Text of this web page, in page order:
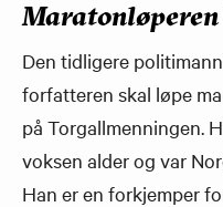
Den tidligere
forfatteren skal løpe
på Torgallmenningen.
voksen alder og var
Han er en forkjemper